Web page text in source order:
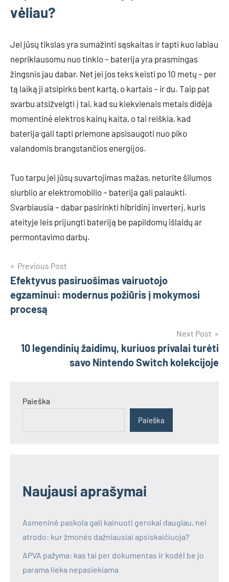
vėliau?
Jei jūsų tikslas yra sumažinti sąskaitas ir tapti kuo labiau
nepriklausomu nuo tinklo – baterija yra prasmingas
žingsnis jau dabar. Net jei jos teks keisti po 10 metų – per
tą laiką ji atsipirks bent kartą, o kartais – ir du. Taip pat
svarbu atsižvelgti į tai, kad su kiekvienais metais didėja
momentinė elektros kainų kaita, o tai reiškia, kad
baterija gali tapti priemone apsisaugoti nuo piko
valandomis brangstančios energijos.
Tuo tarpu jei jūsų suvartojimas mažas, neturite šilumos
siurblio ar elektromobilio – baterija gali palaukti.
Svarbiausia – dabar pasirinkti hibridinį inverterį, kuris
ateityje leis prijungti bateriją be papildomų išlaidų ar
permontavimo darbų.
Navigacija
tarp
įrašų
Previous Post
Efektyvus pasiruošimas vairuotojo
egzaminui: modernus požiūris į mokymosi
procesą
Next Post
10 legendinių žaidimų, kuriuos privalai turėti
savo Nintendo Switch kolekcijoje
Paieška
Paieška
Naujausi aprašymai
Asmeninė paskola gali kainuoti gerokai daugiau, nei
atrodo: kur žmonės dažniausiai apsiskaičiuoja?
APVA pažyma: kas tai per dokumentas ir kodėl be jo
parama lieka nepasiekiama